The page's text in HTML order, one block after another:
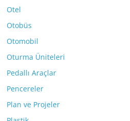
Otel
Otobüs
Otomobil
Oturma Üniteleri
Pedallı Araçlar
Pencereler
Plan ve Projeler